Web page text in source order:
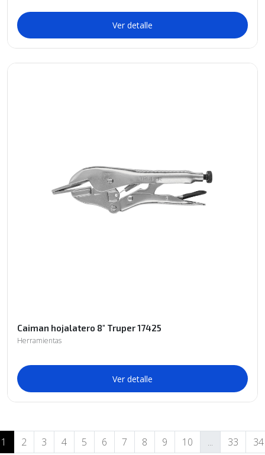
Ver detalle
Caiman hojalatero 8" Truper 17425
Herramientas
Ver detalle
1 2 3 4 5 6 7 8 9 10 ... 33 34